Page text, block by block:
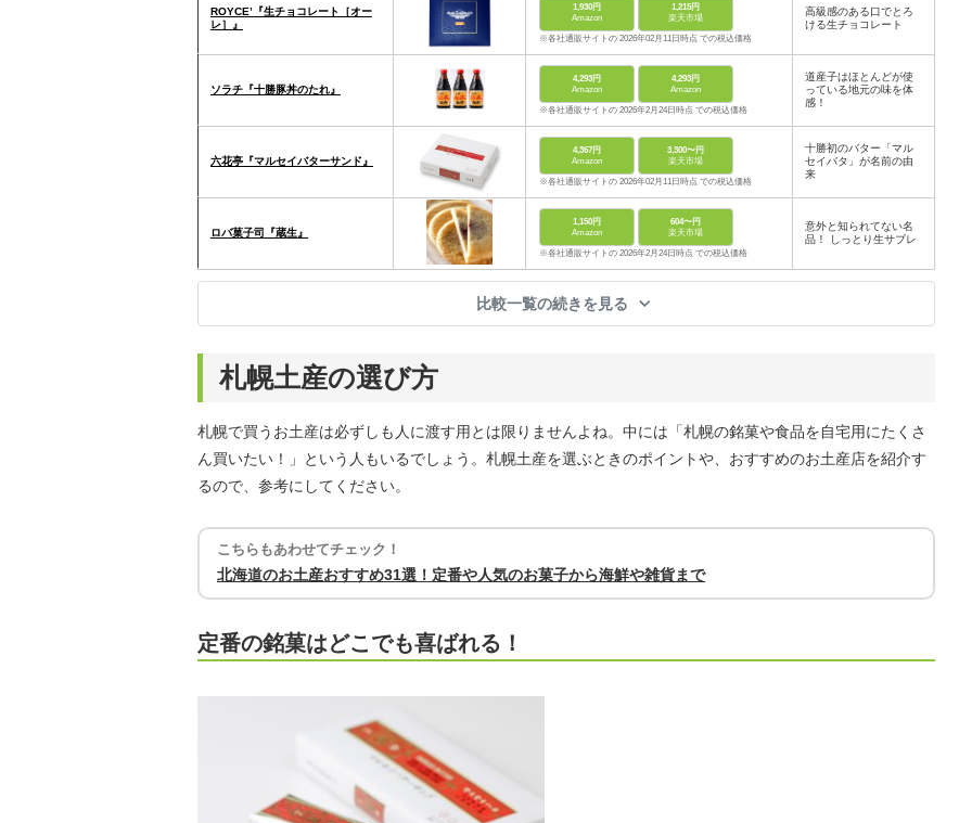
ROYCE’『生チョコレート［オー
レ］』
1,930円
Amazon
1,215円
楽天市場
※各社通販サイトの 2026年02月11日時点 での税込価格
高級感のある口でとろ
ける生チョコレート
ソラチ『十勝豚丼のたれ』
4,293円
Amazon
4,293円
Amazon
※各社通販サイトの 2026年2月24日時点 での税込価格
道産子はほとんどが使
っている地元の味を体
感！
六花亭『マルセイバターサンド』
4,367円
Amazon
3,300〜円
楽天市場
※各社通販サイトの 2026年02月11日時点 での税込価格
十勝初のバター「マル
セイバタ」が名前の由
来
ロバ菓子司『蔵生』
1,150円
Amazon
604〜円
楽天市場
※各社通販サイトの 2026年2月24日時点 での税込価格
意外と知られてない名
品！ しっとり生サブレ
比較一覧の続きを見る
札幌土産の選び方
札幌で買うお土産は必ずしも人に渡す用とは限りませんよね。中には「札幌の銘菓や食品を自宅用にたくさ
ん買いたい！」という人もいるでしょう。札幌土産を選ぶときのポイントや、おすすめのお土産店を紹介す
るので、参考にしてください。
こちらもあわせてチェック！
北海道のお土産おすすめ31選！定番や人気のお菓子から海鮮や雑貨まで
定番の銘菓はどこでも喜ばれる！